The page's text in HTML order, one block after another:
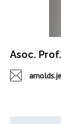
Asoc.